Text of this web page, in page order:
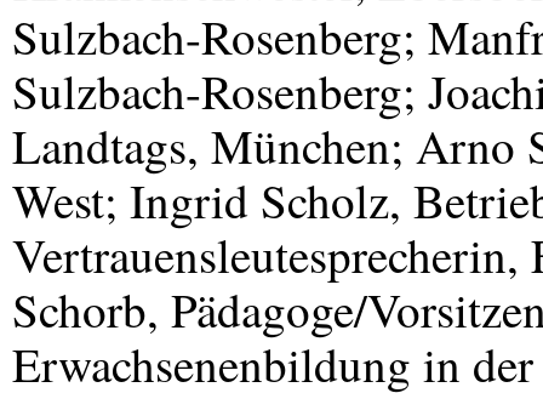
Sulzbach-Rosenberg;
Sulzbach-Rosenberg;
Landtags, München; Arno
West; Ingrid Scholz,
Schorb, Pädagoge/
Erwachsenenbildung in